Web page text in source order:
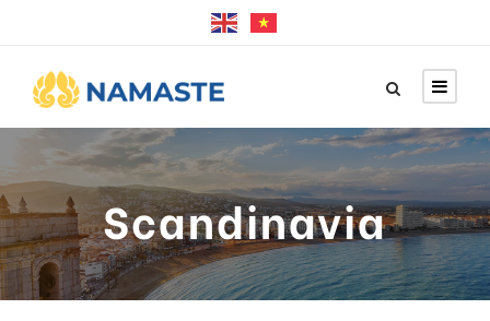
Scandinavia